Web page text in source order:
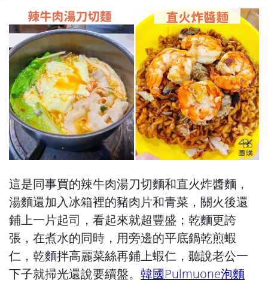
這是同事買的辣牛肉湯刀切麵和直火炸醬麵，
湯麵還加入冰箱裡的豬肉片和青菜，關火後還
鋪上一片起司，看起來就超豐盛；乾麵更誇
張，在煮水的同時，用旁邊的平底鍋乾煎蝦
仁，乾麵拌高麗菜絲再鋪上蝦仁，聽說老公一
下子就掃光還說要續盤。 韓國Pulmuone泡麵